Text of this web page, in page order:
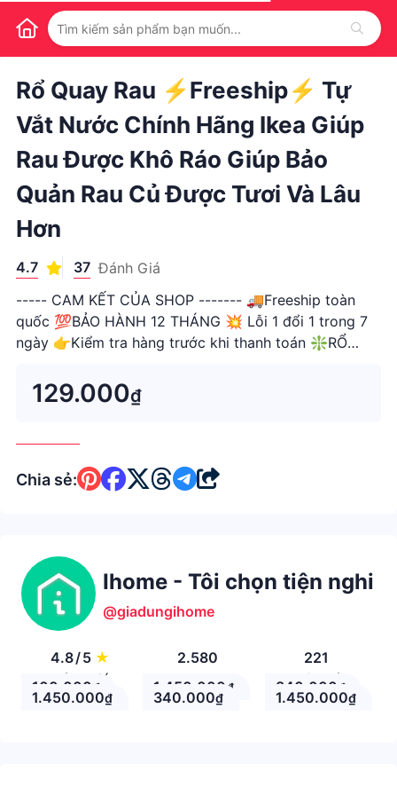
1 / 1
Rổ Quay Rau ⚡Freeship⚡ Tự
Vắt Nước Chính Hãng Ikea Giúp
Rau Được Khô Ráo Giúp Bảo
Quản Rau Củ Được Tươi Và Lâu
Hơn
4.7 37 Đánh Giá
----- CAM KẾT CỦA SHOP ------- 🚚Freeship toàn
quốc 💯BẢO HÀNH 12 THÁNG 💥 Lỗi 1 đổi 1 trong 7
ngày 👉Kiểm tra hàng trước khi thanh toán ❇️RỔ
mọi căn bếp đây ạ. Bình thường ăn rau sống mọi
người thường sẽ vẩy rau, hoặc rử
129.000₫
Chia sẻ:
Ihome - Tôi chọn tiện nghi
@giadungihome
4.8/5 ★
Đánh giá
2.580
Theo Dõi
221
Nhận xét
100.000 ₫ 1.450.000₫ 840.000 ₫
1.450.000₫ 340.000₫ 1.450.000₫